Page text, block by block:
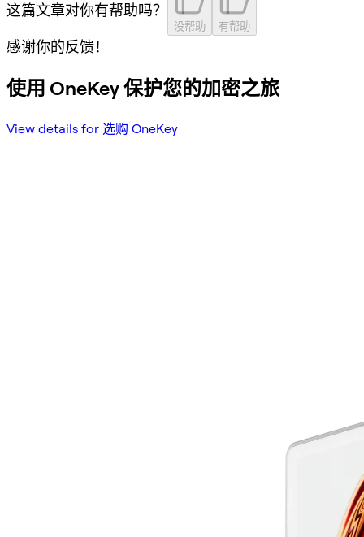
这篇文章对你有帮助吗？
没帮助 有帮助
感谢你的反馈！
使用 OneKey 保护您的加密之旅
View details for 选购 OneKey